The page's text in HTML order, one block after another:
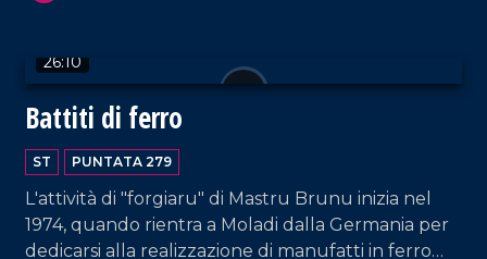
26:10
Battiti di ferro
ST PUNTATA 279
L'attività di "forgiaru" di Mastru Brunu inizia nel
1974, quando rientra a Moladi dalla Germania per
dedicarsi alla realizzazione di manufatti in ferro
VAI AL TITOLO